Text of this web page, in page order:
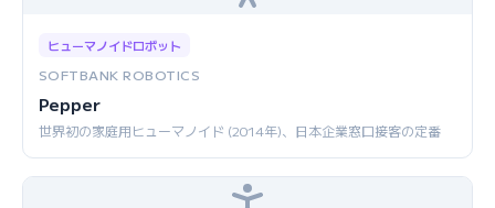
ヒューマノイドロボット
SOFTBANK ROBOTICS
Pepper
世界初の家庭用ヒューマノイド (2014年)、日本企業窓口接客の定番